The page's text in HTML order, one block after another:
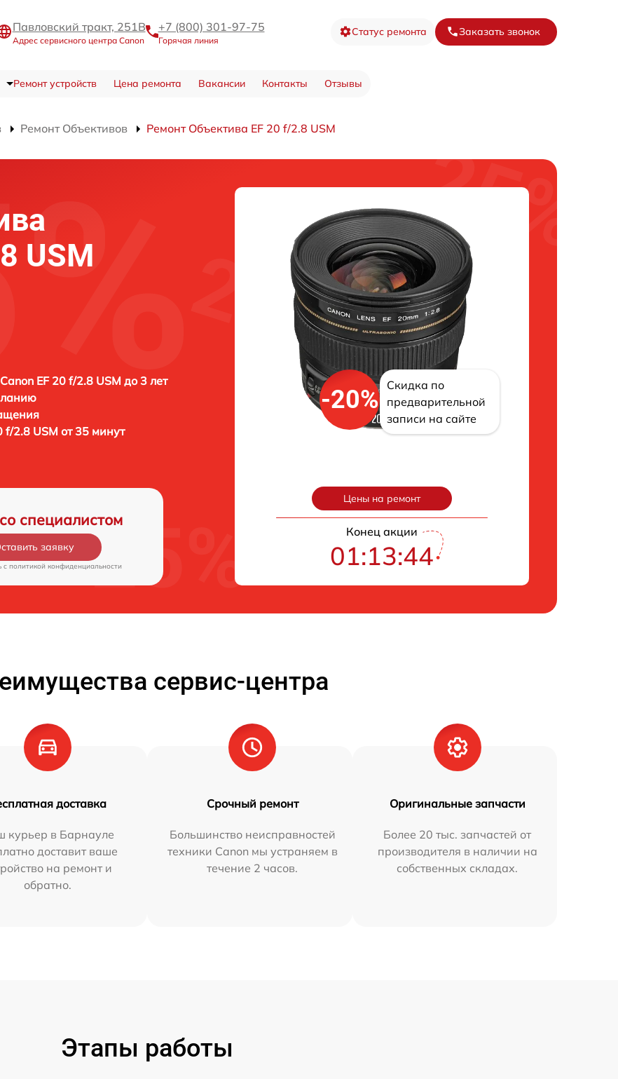
Павловский тракт, 251В
Адрес сервисного центра Canon
+7 (800) 301-97-75
Горячая линия
Статус ремонта Заказать звонок
Ремонт устройств Цена ремонта Вакансии Контакты Отзывы
Ремонт Объективов Ремонт Объектива EF 20 f/2.8 USM
USM
EF 20 f/2.8 USM до 3 лет
f/2.8 USM от 35 минут
специалистом
заявку
c политикой конфиденциальности
-20%
Скидка по
предварительной
записи на сайте
Цены на ремонт
Конец акции
01:13:43
сервис-центра
доставка
курьер в Барнауле
доставит ваше
на ремонт и
обратно.
Срочный ремонт
Большинство неисправностей
техники Canon мы устраняем в
течение 2 часов.
Оригинальные запчасти
Более 20 тыс. запчастей от
производителя в наличии на
собственных складах.
Этапы работы